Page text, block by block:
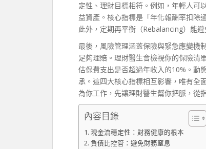
定性、理財目標相符。例如，年輕人可
益資產。核心指標是「年化報酬率扣除
此外，定期再平衡（Rebalancing）能
最後，風險管理涵蓋保險與緊急應變機
足夠理賠。理財醫生會檢視你的保險清
估保費支出是否超過年收入的10%。動
承。這四大核心指標相互影響，唯有全
為你工作，先讓理財醫生幫你把脈，從
內容目錄
現金流穩定性：財務健康的根本
負債比控管：避免財務窒息